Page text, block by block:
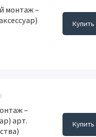
монтаж –
Купить
–
арт.
Купить